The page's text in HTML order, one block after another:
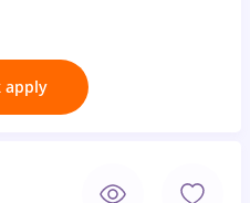
apply